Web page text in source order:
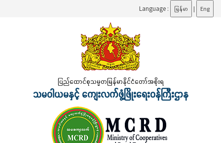
Language : မြန်မာ | Eng
ပြည်ထောင်စုသမ္မတမြန်မာနိုင်ငံတော်အစိုးရ
သမဝါယမနှင့် ကျေးလက်ဖွံ့ဖြိုးရေးဝန်ကြီးဌာန